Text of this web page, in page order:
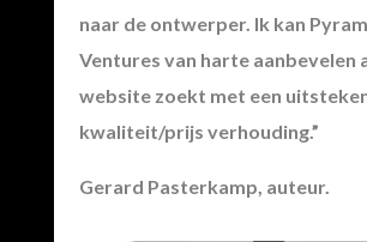
naar de ontwerper. Ik kan
Ventures van harte aanbevelen
website zoekt met een
kwaliteit/prijs verhouding.”
Gerard Pasterkamp, auteur.